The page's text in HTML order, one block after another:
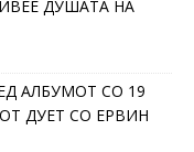
ДУШАТА НА
АЛБУМОТ СО 19
ДУЕТ СО ЕРВИН